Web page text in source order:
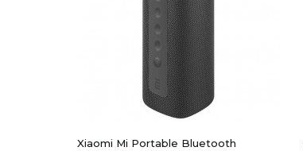
Xiaomi Mi Portable Bluetooth